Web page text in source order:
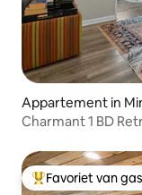
Appartement in
Charmant 1 BD
Topfavoriet van
Favoriet van